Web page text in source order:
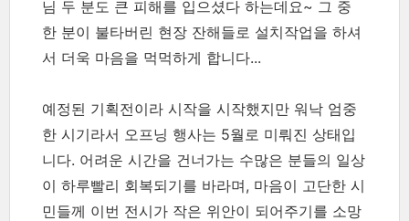
님 두 분도 큰 피해를 입으셨다 하는데요~ 그 중
한 분이 불타버린 현장 잔해들로 설치작업을 하셔
서 더욱 마음을 먹먹하게 합니다...
예정된 기획전이라 시작을 시작했지만 워낙 엄중
한 시기라서 오프닝 행사는 5월로 미뤄진 상태입
니다. 어려운 시간을 건너가는 수많은 분들의 일상
이 하루빨리 회복되기를 바라며, 마음이 고단한 시
민들께 이번 전시가 작은 위안이 되어주기를 소망